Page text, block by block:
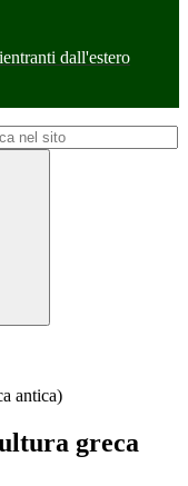
dall'estero
antica)
greca